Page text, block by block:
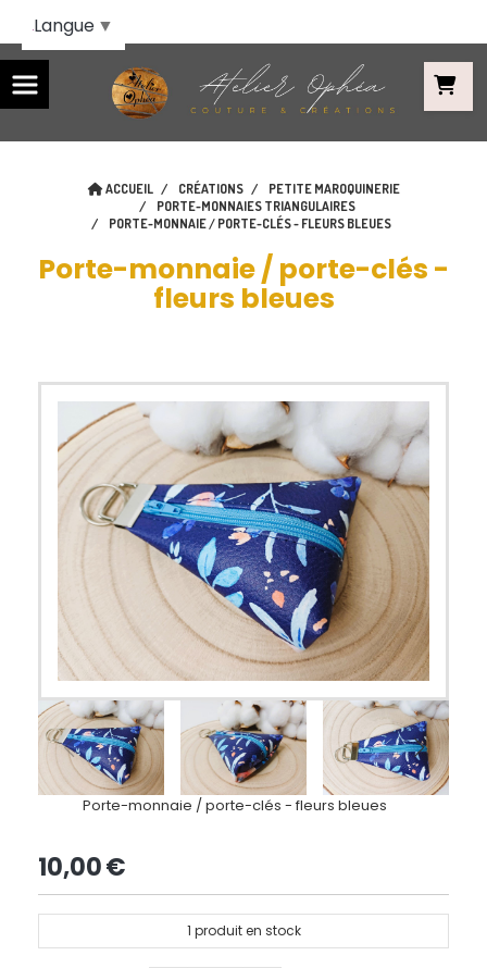
ACCUEIL CRÉATIONS
PETITE MAROQUINERIE
PORTE-MONNAIES TRIANGULAIRES
PORTE-MONNAIE / PORTE-CLÉS - FLEURS BLEUES
Porte-monnaie / porte-clés -
fleurs bleues
Porte-monnaie / porte-clés - fleurs bleues
10,00€
1 produit en stock
Langue ▼